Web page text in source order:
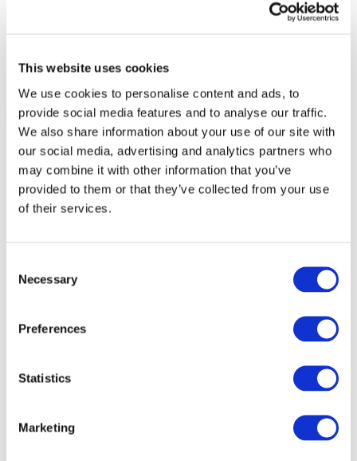
This website uses cookies
We use cookies to personalise content and ads, to
provide social media features and to analyse our traffic.
We also share information about your use of our site with
our social media, advertising and analytics partners who
may combine it with other information that you’ve
provided to them or that they’ve collected from your use
of their services.
Selection
Necessary
Preferences
Statistics
Marketing
Todos los